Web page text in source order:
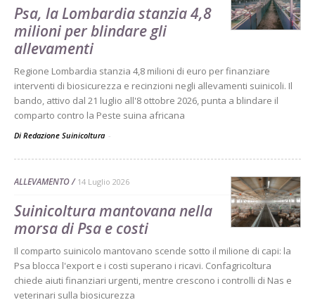
Psa, la Lombardia stanzia 4,8
milioni per blindare gli
allevamenti
Regione Lombardia stanzia 4,8 milioni di euro per finanziare
interventi di biosicurezza e recinzioni negli allevamenti suinicoli. Il
bando, attivo dal 21 luglio all'8 ottobre 2026, punta a blindare il
comparto contro la Peste suina africana
Di Redazione Suinicoltura -
ALLEVAMENTO 14 Luglio 2026
Suinicoltura mantovana nella
morsa di Psa e costi
Il comparto suinicolo mantovano scende sotto il milione di capi: la
Psa blocca l'export e i costi superano i ricavi. Confagricoltura
chiede aiuti finanziari urgenti, mentre crescono i controlli di Nas e
veterinari sulla biosicurezza